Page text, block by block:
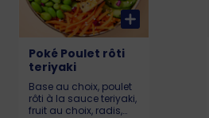
Poké Poulet rôti
teriyaki
Base au choix, poulet
rôti à la sauce teriyaki,
fruit au choix, radis,